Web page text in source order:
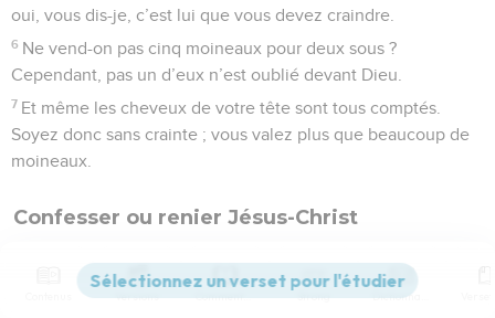
oui, vous dis-je, c’est lui que vous devez craindre.
6 Ne vend-on pas cinq moineaux pour deux sous ?
Cependant, pas un d’eux n’est oublié devant Dieu.
7 Et même les cheveux de votre tête sont tous comptés.
Soyez donc sans crainte ; vous valez plus que beaucoup de
moineaux.
Confesser ou renier Jésus-Christ
hommes, le Fils de l’homme le confessera aussi devant les
Versions Commentaires Strong